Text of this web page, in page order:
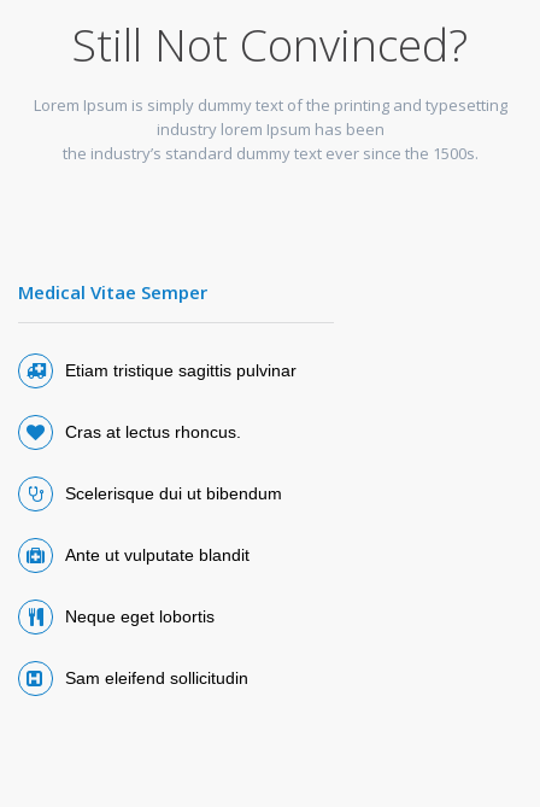
Still Not Convinced?
Lorem Ipsum is simply dummy text of the printing and typesetting
industry lorem Ipsum has been
the industry’s standard dummy text ever since the 1500s.
Medical Vitae Semper
Etiam tristique sagittis pulvinar
Cras at lectus rhoncus.
Scelerisque dui ut bibendum
Ante ut vulputate blandit
Neque eget lobortis
Sam eleifend sollicitudin